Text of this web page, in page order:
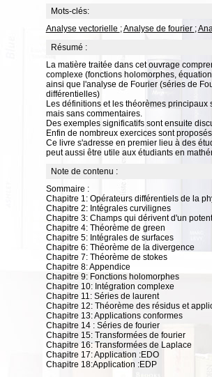
Mots-clés:
Analyse vectorielle ;Analyse de fourier ;
Résumé :
La matière traitée dans cet ouvrage
complexe (fonctions holomorphes,
ainsi que l'analyse de Fourier (séries de
différentielles)
Les définitions et les théorèmes
mais sans commentaires.
Des exemples significatifs sont ensuite
Enfin de nombreux exercices sont
Ce livre s'adresse en premier lieu à des
peut aussi être utile aux étudiants en
Note de contenu :
Sommaire :
Chapitre 1: Opérateurs différentiels de la
Chapitre 2: Intégrales curvilignes
Chapitre 3: Champs qui dérivent d'un
Chapitre 4: Théorème de green
Chapitre 5: Intégrales de surfaces
Chapitre 6: Théorème de la divergence
Chapitre 7: Théorème de stokes
Chapitre 8: Appendice
Chapitre 9: Fonctions holomorphes
Chapitre 10: Intégration complexe
Chapitre 11: Séries de laurent
Chapitre 12: Théorème des résidus et
Chapitre 13: Applications conformes
Chapitre 14 : Séries de fourier
Chapitre 15: Transformées de fourier
Chapitre 16: Transformées de Laplace
Chapitre 17: Application :EDO
Chapitre 18:Application :EDP